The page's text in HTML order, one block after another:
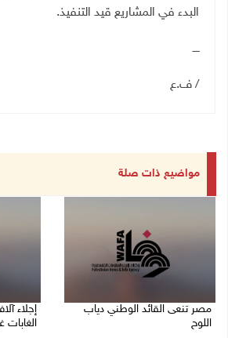
البدء في المشاريع قيد التنفيذ.
ــــ
/ ف.ع
مواضيع ذات صلة
مصر تنعى القائد الوطني دياب
اللوح
إجلاء
الغابات